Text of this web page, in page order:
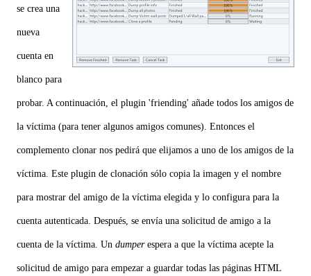
se crea una
nueva
cuenta en
blanco para
probar. A continuación, el plugin 'friending' añade todos los amigos de
la víctima (para tener algunos amigos comunes). Entonces el
complemento clonar nos pedirá que elijamos a uno de los amigos de la
víctima. Este plugin de clonación sólo copia la imagen y el nombre
para mostrar del amigo de la víctima elegida y lo configura para la
cuenta autenticada. Después, se envía una solicitud de amigo a la
cuenta de la víctima. Un dumper espera a que la víctima acepte la
solicitud de amigo para empezar a guardar todas las páginas HTML